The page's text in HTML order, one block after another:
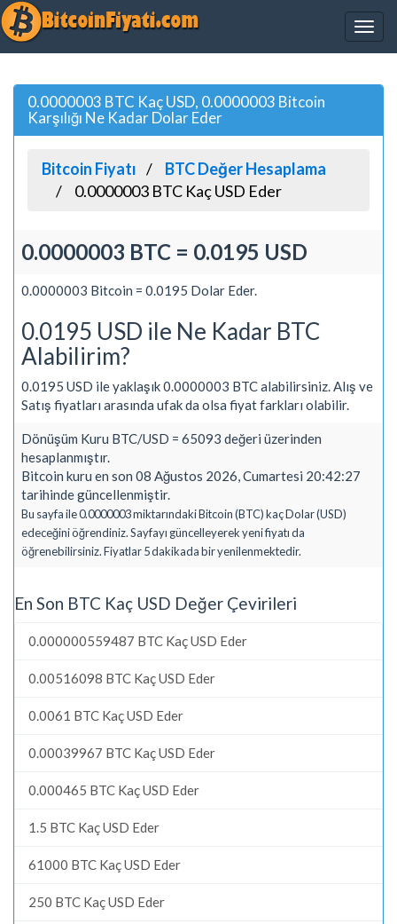
0.0000003 BTC Kaç USD, 0.0000003 Bitcoin
Karşılığı Ne Kadar Dolar Eder
Bitcoin Fiyatı
BTC Değer Hesaplama
0.0000003 BTC Kaç USD Eder
0.0000003 BTC = 0.0195 USD
0.0000003 Bitcoin = 0.0195 Dolar Eder.
0.0195 USD ile Ne Kadar BTC
Alabilirim?
0.0195 USD ile yaklaşık 0.0000003 BTC alabilirsiniz. Alış ve
Satış fiyatları arasında ufak da olsa fiyat farkları olabilir.
Dönüşüm Kuru BTC/USD = 65093 değeri üzerinden
hesaplanmıştır.
Bitcoin kuru en son 08 Ağustos 2026, Cumartesi 20:42:27
tarihinde güncellenmiştir.
Bu sayfa ile 0.0000003 miktarındaki Bitcoin (BTC) kaç Dolar (USD)
edeceğini öğrendiniz. Sayfayı güncelleyerek yeni fiyatı da
öğrenebilirsiniz. Fiyatlar 5 dakikada bir yenilenmektedir.
En Son BTC Kaç USD Değer Çevirileri
0.000000559487 BTC Kaç USD Eder
0.00516098 BTC Kaç USD Eder
0.0061 BTC Kaç USD Eder
0.00039967 BTC Kaç USD Eder
0.000465 BTC Kaç USD Eder
1.5 BTC Kaç USD Eder
61000 BTC Kaç USD Eder
250 BTC Kaç USD Eder